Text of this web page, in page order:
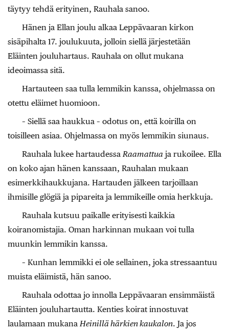
täytyy tehdä erityinen, Rauhala sanoo.
Hänen ja Ellan joulu alkaa Leppävaaran kirkon
sisäpihalta 17. joulukuuta, jolloin siellä järjestetään
Eläinten jouluhartaus. Rauhala on ollut mukana
ideoimassa sitä.
Hartauteen saa tulla lemmikin kanssa, ohjelmassa on
otettu eläimet huomioon.
– Siellä saa haukkua – odotus on, että koirilla on
toisilleen asiaa. Ohjelmassa on myös lemmikin siunaus.
Rauhala lukee hartaudessa Raamattua ja rukoilee. Ella
on koko ajan hänen kanssaan, Rauhalan mukaan
esimerkkihaukkujana. Hartauden jälkeen tarjoillaan
ihmisille glögiä ja pipareita ja lemmikeille omia herkkuja.
Rauhala kutsuu paikalle erityisesti kaikkia
koiranomistajia. Oman harkinnan mukaan voi tulla
muunkin lemmikin kanssa.
– Kunhan lemmikki ei ole sellainen, joka stressaantuu
muista eläimistä, hän sanoo.
Rauhala odottaa jo innolla Leppävaaran ensimmäistä
Eläinten jouluhartautta. Kenties koirat innostuvat
laulamaan mukana Heinillä härkien kaukalon. Ja jos